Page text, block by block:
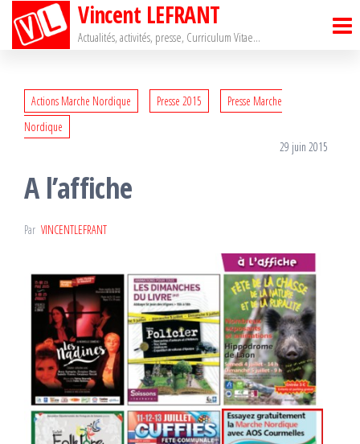
Passer
Vincent LEFRANT
Actualités, activités, presse, Curriculum Vitae…
Actions Marche Nordique Presse 2015
Presse Marche
Nordique
29 juin 2015
A l’affiche
Par VINCENTLEFRANT